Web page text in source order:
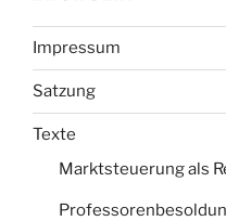
Impressum
Satzung
Texte
Marktsteuerung als